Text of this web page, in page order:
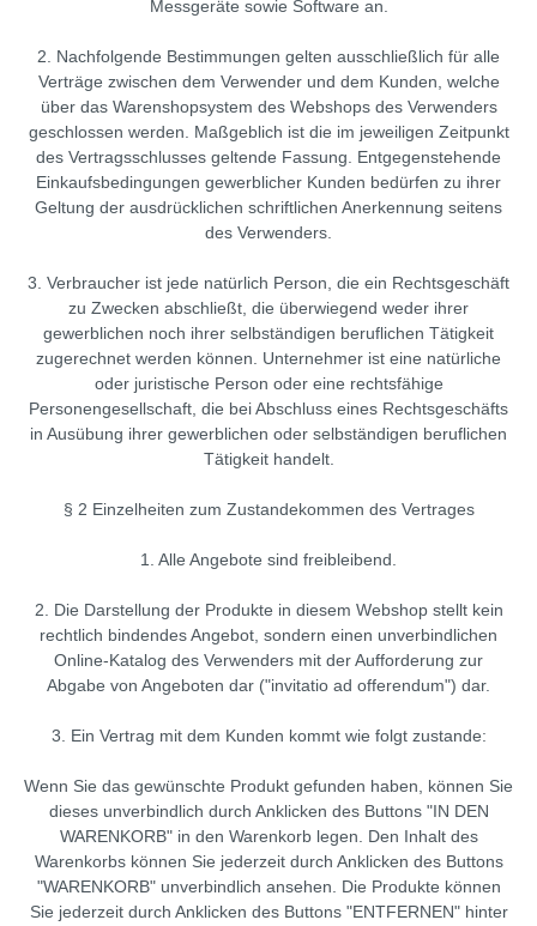
Erdungs-
Erdwiderstandsmesser
Erdungsmessungen
Feldstärkenmesser
Gerätetester
Installationstester
Isolationstester
LAN-
Leistungs-
und
Energierecorder
und
Fehlersuchgeräte
Leistungs-
und
Netzanalysatoren
Manometer
Einfachmessgerät
Erdungsmessgeräte
Installationstester
Isolationsmessgeräte
Leistungs-
und
Laborgeräte
Maschinentester
Multimeter
PV -
Messgeräte
Software
Zubehör
Prüftechnik
Schaltschrankprüfung
Gerätetester
Installationstester
Multifunktionstester
Multimeter
Messgeräte
Spannungsprüfer
Stromzangen
-
Stromwandler
Wäremebildkameras
HV -
Labor-
und
und
Weitere
und
LUX /
MAVOPROBE
LUX
5032
B
MAVOPROBE
C
MAVOPROBE
MONITOR
MAVOSPEC
LITE
5032
C
BASE
MAVOLUX
COMPAKT
MAVO
Spot 2
MAVO
Monitor
USB
MAVO
MAX
RK2/5
Messgeräte sowie Software an.
2. Nachfolgende Bestimmungen gelten ausschließlich für alle
Verträge zwischen dem Verwender und dem Kunden, welche
über das Warenshopsystem des Webshops des Verwenders
geschlossen werden. Maßgeblich ist die im jeweiligen Zeitpunkt
des Vertragsschlusses geltende Fassung. Entgegenstehende
Einkaufsbedingungen gewerblicher Kunden bedürfen zu ihrer
Geltung der ausdrücklichen schriftlichen Anerkennung seitens
des Verwenders.
3. Verbraucher ist jede natürlich Person, die ein Rechtsgeschäft
zu Zwecken abschließt, die überwiegend weder ihrer
gewerblichen noch ihrer selbständigen beruflichen Tätigkeit
zugerechnet werden können. Unternehmer ist eine natürliche
oder juristische Person oder eine rechtsfähige
Personengesellschaft, die bei Abschluss eines Rechtsgeschäfts
in Ausübung ihrer gewerblichen oder selbständigen beruflichen
Tätigkeit handelt.
§ 2 Einzelheiten zum Zustandekommen des Vertrages
1. Alle Angebote sind freibleibend.
2. Die Darstellung der Produkte in diesem Webshop stellt kein
rechtlich bindendes Angebot, sondern einen unverbindlichen
Online-Katalog des Verwenders mit der Aufforderung zur
Abgabe von Angeboten dar ("invitatio ad offerendum") dar.
3. Ein Vertrag mit dem Kunden kommt wie folgt zustande:
Wenn Sie das gewünschte Produkt gefunden haben, können Sie
dieses unverbindlich durch Anklicken des Buttons "IN DEN
WARENKORB" in den Warenkorb legen. Den Inhalt des
Warenkorbs können Sie jederzeit durch Anklicken des Buttons
"WARENKORB" unverbindlich ansehen. Die Produkte können
Sie jederzeit durch Anklicken des Buttons "ENTFERNEN" hinter